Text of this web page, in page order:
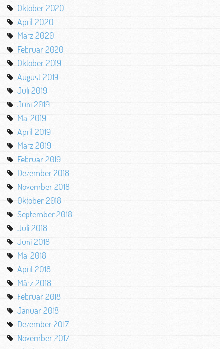
Oktober 2020
April 2020
März 2020
Februar 2020
Oktober 2019
August 2019
Juli 2019
Juni 2019
Mai 2019
April 2019
März 2019
Februar 2019
Dezember 2018
November 2018
Oktober 2018
September 2018
Juli 2018
Juni 2018
Mai 2018
April 2018
März 2018
Februar 2018
Januar 2018
Dezember 2017
November 2017